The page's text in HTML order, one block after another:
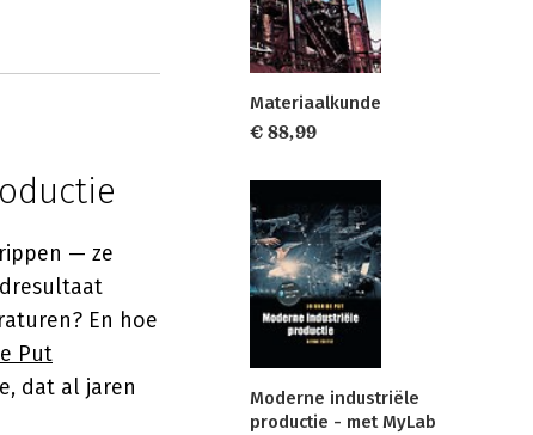
— ze
En hoe
Put
dat al jaren
Materiaalkunde
€ 88,99
Moderne industriële
productie - met MyLab